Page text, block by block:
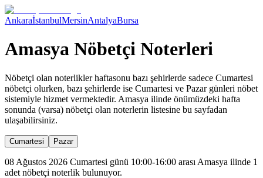
AnkaraİstanbulMersinAntalyaBursa
Amasya Nöbetçi Noterleri
Nöbetçi olan noterlikler haftasonu bazı şehirlerde sadece Cumartesi
nöbetçi olurken, bazı şehirlerde ise Cumartesi ve Pazar günleri nöbet
sistemiyle hizmet vermektedir. Amasya ilinde önümüzdeki hafta
sonunda (varsa) nöbetçi olan noterlerin listesine bu sayfadan
ulaşabilirsiniz.
Cumartesi Pazar
08 Ağustos 2026 Cumartesi günü 10:00-16:00 arası Amasya ilinde 1
adet nöbetçi noterlik bulunuyor.